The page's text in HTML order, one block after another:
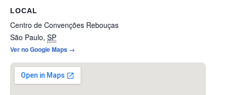
LOCAL
Centro de Convenções Rebouças
São Paulo, SP
Ver no Google Maps →